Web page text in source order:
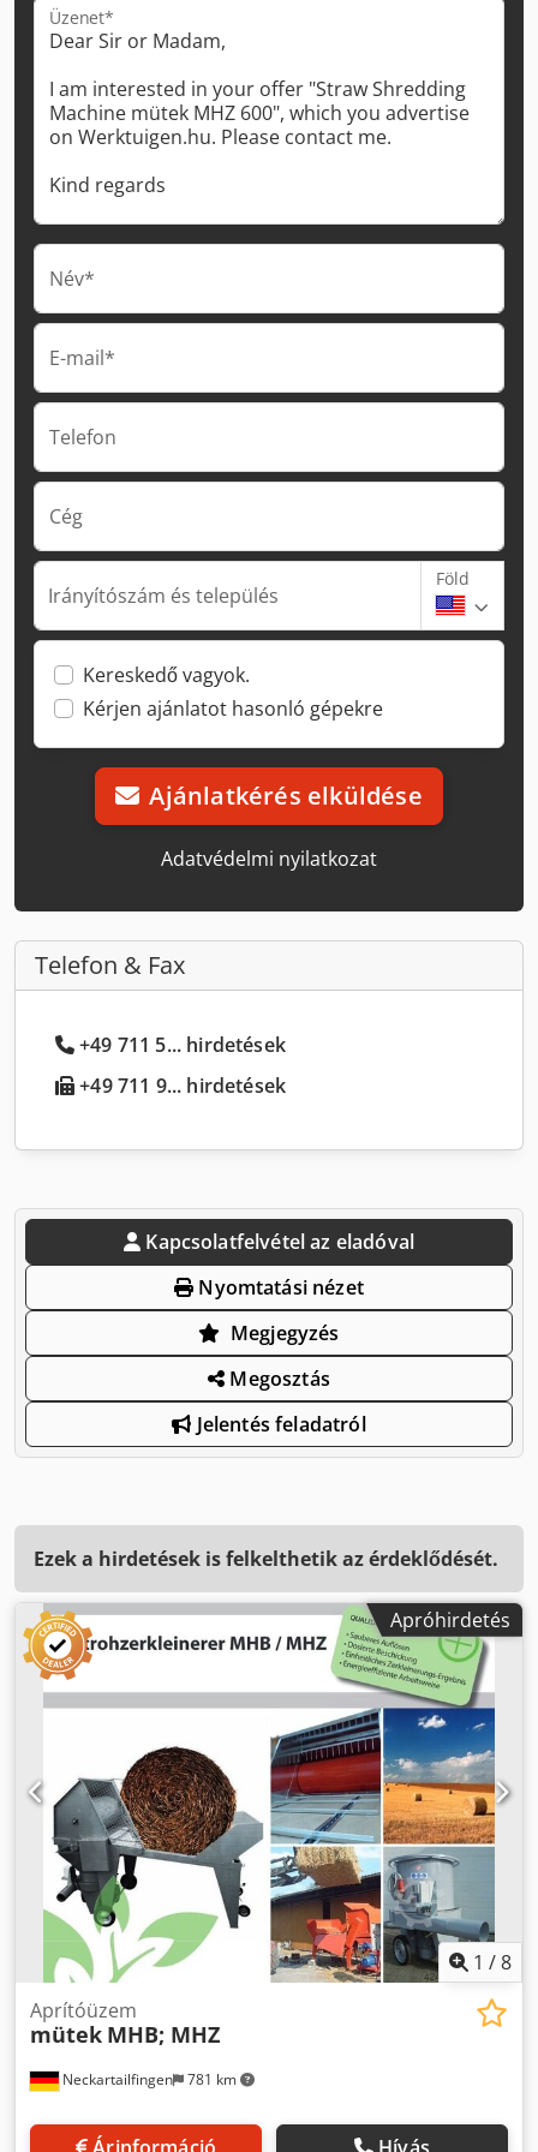
Üzenet*
Név*
E-mail*
Telefon
Cég
Irányítószám és település
Föld
Kereskedő vagyok.
Kérjen ajánlatot hasonló gépekre
Ajánlatkérés elküldése
Adatvédelmi nyilatkozat
Telefon & Fax
+49 711 5... hirdetések
+49 711 9... hirdetések
Kapcsolatfelvétel az eladóval
Nyomtatási nézet
Megjegyzés
Megosztás
Jelentés feladatról
Ezek a hirdetések is felkelthetik az érdeklődését.
Apróhirdetés
1 /8
Neckartailfingen 781 km
Aprítóüzem
mütek MHB; MHZ